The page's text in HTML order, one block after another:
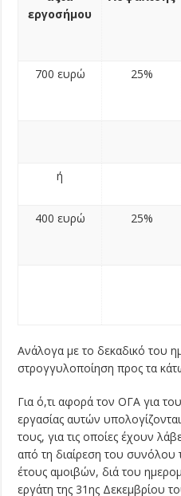
εργοσήμου
700 ευρώ 25%
ή
400 ευρώ 25%
Ανάλογα με το δεκαδικό του
στρογγυλοποίηση προς τα
Για ό,τι αφορά τον ΟΓΑ για
εργασίας αυτών
τους, για τις οποίες έχουν
από τη διαίρεση του συνόλου
έτους αμοιβών, διά του
εργάτη της 31ης Δεκεμβρίου